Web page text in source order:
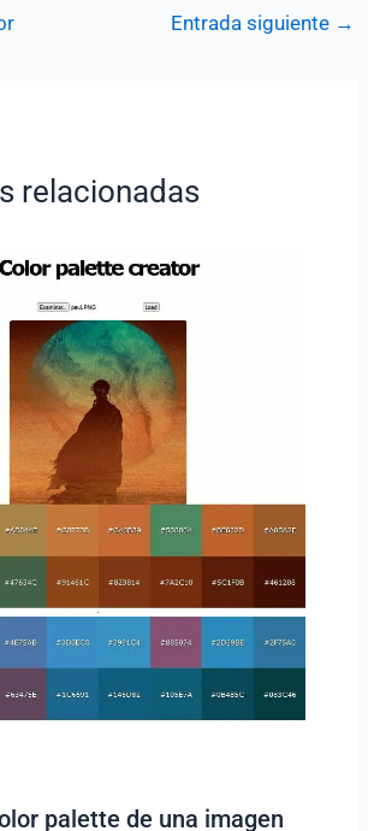
Entrada siguiente →
relacionadas
palette de una imagen